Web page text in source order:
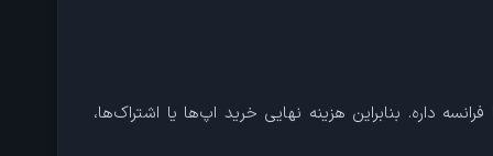
داره. بنابراین هزینه نهایی خرید اپ‌ها یا اشتراک‌ها،